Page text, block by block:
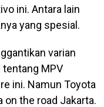
ini. Antara lain
yang spesial.
varian
tentang MPV
ini. Namun Toyota
on the road Jakarta.